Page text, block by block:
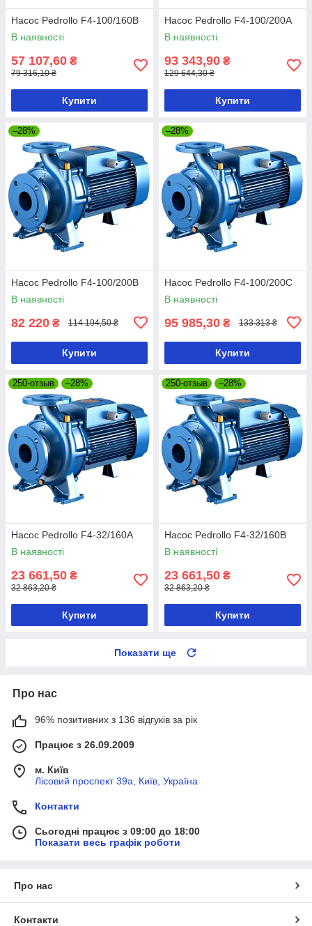
Насос Pedrollo F4-100/160B
В наявності
57 107,60 ₴
79 316,10 ₴
Купити
Насос Pedrollo F4-100/200A
В наявності
93 343,90 ₴
129 644,30 ₴
Купити
–28%
Насос Pedrollo F4-100/200B
В наявності
82 220 ₴ 114 194,50 ₴
Купити
–28%
Насос Pedrollo F4-100/200C
В наявності
95 985,30 ₴ 133 313 ₴
Купити
250-отзыв –28%
Насос Pedrollo F4-32/160A
В наявності
23 661,50 ₴
32 863,20 ₴
Купити
250-отзыв –28%
Насос Pedrollo F4-32/160B
В наявності
23 661,50 ₴
32 863,20 ₴
Купити
Показати ще
Про нас
96% позитивних з 136 відгуків за рік
Працює з 26.09.2009
м. Київ
Лісовий проспект 39а, Київ, Україна
Контакти
Сьогодні працює з 09:00 до 18:00
Показати весь графік роботи
Про нас
Контакти